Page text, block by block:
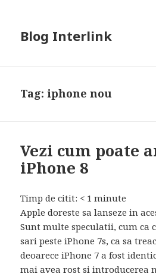
Blog Interlink
Tag:iphone nou
Vezi cum poate
iPhone 8
Timp de citit: < 1 minute
Apple doreste sa lanseze in
Sunt multe speculatii, cum ca
sari peste iPhone 7s, ca sa
deoarece iPhone 7 a fost
mai avea rost si introducerea